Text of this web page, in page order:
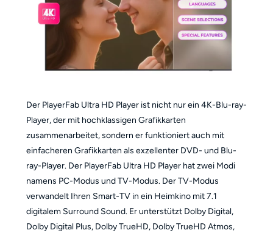
Der PlayerFab Ultra HD Player ist nicht nur ein 4K-Blu-ray-
Player, der mit hochklassigen Grafikkarten
zusammenarbeitet, sondern er funktioniert auch mit
einfacheren Grafikkarten als exzellenter DVD- und Blu-
ray-Player. Der PlayerFab Ultra HD Player hat zwei Modi
namens PC-Modus und TV-Modus. Der TV-Modus
verwandelt Ihren Smart-TV in ein Heimkino mit 7.1
digitalem Surround Sound. Er unterstützt Dolby Digital,
Dolby Digital Plus, Dolby TrueHD, Dolby TrueHD Atmos,